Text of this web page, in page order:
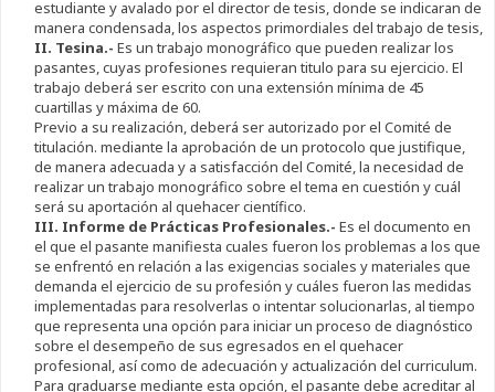
estudiante y avalado por el director de tesis, donde se indicaran de
manera condensada, los aspectos primordiales del trabajo de tesis,
II. Tesina.- Es un trabajo monográfico que pueden realizar los
pasantes, cuyas profesiones requieran titulo para su ejercicio. El
trabajo deberá ser escrito con una extensión mínima de 45
cuartillas y máxima de 60.
Previo a su realización, deberá ser autorizado por el Comité de
titulación. mediante la aprobación de un protocolo que justifique,
de manera adecuada y a satisfacción del Comité, la necesidad de
realizar un trabajo monográfico sobre el tema en cuestión y cuál
será su aportación al quehacer científico.
III. Informe de Prácticas Profesionales.- Es el documento en
el que el pasante manifiesta cuales fueron los problemas a los que
se enfrentó en relación a las exigencias sociales y materiales que
demanda el ejercicio de su profesión y cuáles fueron las medidas
implementadas para resolverlas o intentar solucionarlas, al tiempo
que representa una opción para iniciar un proceso de diagnóstico
sobre el desempeño de sus egresados en el quehacer
profesional, así como de adecuación y actualización del curriculum.
Para graduarse mediante esta opción, el pasante debe acreditar al